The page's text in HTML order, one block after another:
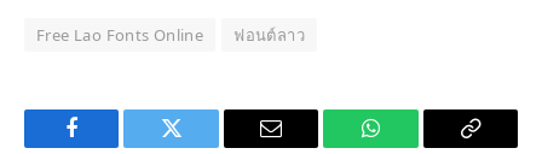
Free Lao Fonts Online ฟอนต์ลาว
Facebook Twitter Email WhatsApp Copy